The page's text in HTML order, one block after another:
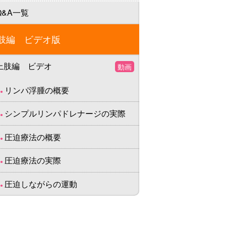
一覧
編 ビデオ版
肢編 ビデオ 動画
リンパ浮腫の概要
シンプルリンパドレナージの実際
圧迫療法の概要
圧迫療法の実際
圧迫しながらの運動